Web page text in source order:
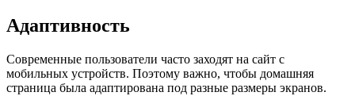
Адаптивность
Современные пользователи часто заходят на сайт с
мобильных устройств. Поэтому важно, чтобы домашняя
страница была адаптирована под разные размеры экранов.